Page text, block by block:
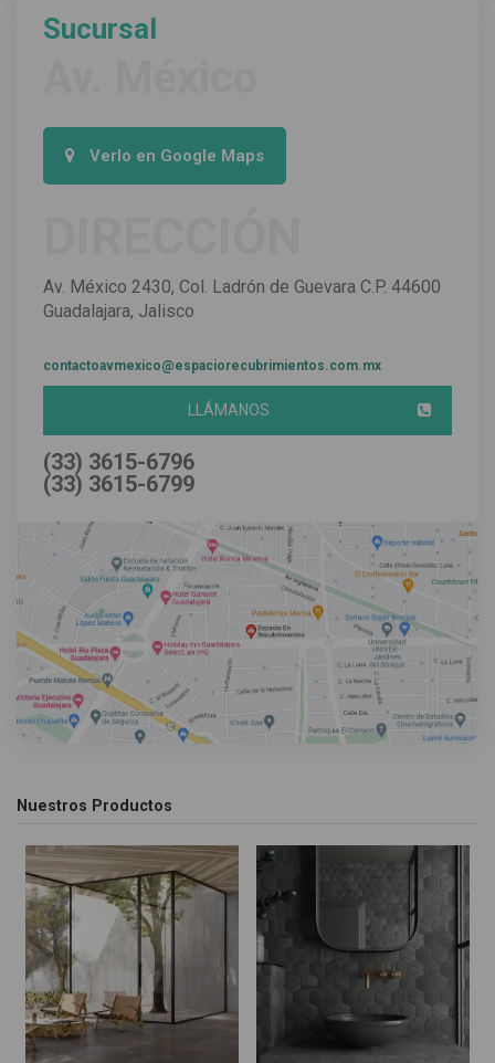
Sucursal
Verlo en Google Maps
Av. México 2430, Col. Ladrón de Guevara C.P. 44600
Guadalajara, Jalisco
contactoavmexico@espaciorecubrimientos.com.mx
LLÁMANOS
(33) 3615-6796
(33) 3615-6799
Nuestros Productos